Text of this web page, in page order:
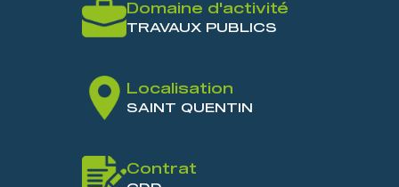
Domaine d'activité
TRAVAUX PUBLICS
Localisation
SAINT QUENTIN
Contrat